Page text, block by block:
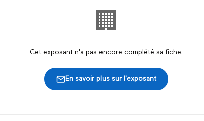
🏢
Cet exposant n'a pas encore complété sa fiche.
En savoir plus sur l'exposant